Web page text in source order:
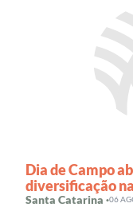
Dia de Campo
diversificação
Santa Catarina ·06